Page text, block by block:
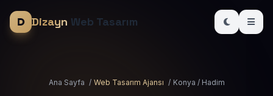
Dizayn Web Tasarım
Ana Sayfa / Web Tasarım Ajansı / Konya / Hadim